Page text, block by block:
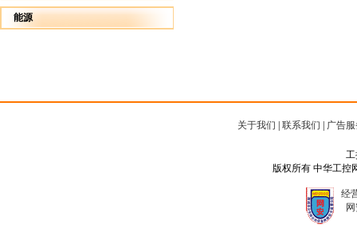
用
能源
关于我们 联系我们 广告
工
版权所有 中华工控
经